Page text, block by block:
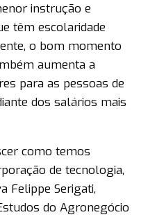
instrução e
têm escolaridade
o bom momento
aumenta a
para as pessoas de
dos salários mais
como temos
de tecnologia,
Felippe Serigati,
do Agronegócio